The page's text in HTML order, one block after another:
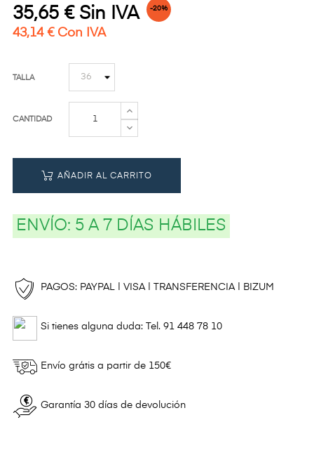
35,65 € Sin IVA -20%
43,14 € Con IVA
TALLA
CANTIDAD
AÑADIR AL CARRITO
ENVÍO: 5 A 7 DÍAS HÁBILES
PAGOS: PAYPAL | VISA | TRANSFERENCIA | BIZUM
Si tienes alguna duda: Tel. 91 448 78 10
Envío grátis a partir de 150€
Garantía 30 días de devolución